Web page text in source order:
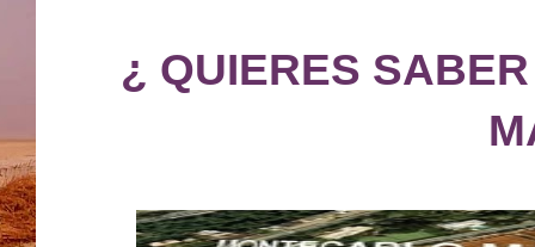
¿ QUIERES